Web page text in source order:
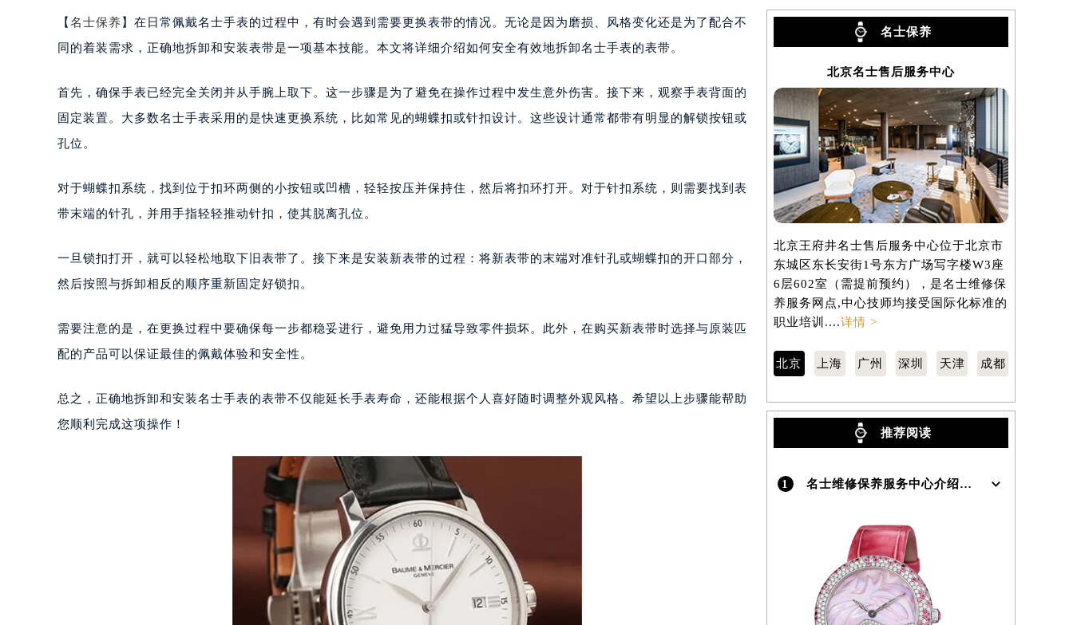
南昌市红谷滩新区红谷中大道998号绿地双子塔（中央广场）A1座办公楼14层07室（需提前预约）
济南市历下区经十路11111号华润中心写字楼（万象城）15层1508室（需提前预约）
广州市越秀区环市东路371-375号世界贸易中心大厦南塔写字楼15层07室（需提前预约）
深圳市罗湖区深南东路5001号华润大厦写字楼17层1701室（需提前预约）
福州市鼓楼区五四路128-1号恒力城写字楼15层03室（需提前预约）
成都市锦江区人民东路6号SAC东原中心写字楼24层2406B室（需提前预约）
长沙市芙蓉区定王台街道建湘路393号世茂环球金融中心写字楼（芙蓉广场）10层13室（需提前预约）
郑州市二七区铭功路10号华润大厦写字楼29层2905室（需提前预约）
沈阳市沈河区中街路137号亨得利名表服务中心（品牌授权店）1层整层（需提前预约）
大连市中山区人民路15号国际金融大厦7层G室（需提前预约）
佛山市禅城区季华五路57号万科金融中心C座12层1205室（需提前预约）
东莞市东城街道鸿福东路1号民盈国贸中心T1写字楼9层907室（需提前预约）
无锡市梁溪区人民中路139号恒隆广场写字楼1座11层1104室（需提前预约）
南通市崇川区工农路57号圆融广场写字楼16层1603室（需提前预约）
苏州市苏州工业园区星港街199号苏州中心办公楼C座22层08室（需提前预约）
武汉市江汉区解放大道686号世界贸易大厦38层09室（需提前预约）
南宁市青秀区金湖路59号地王大厦12楼1224室（需提前预约）
合肥市蜀山区潜山路111号万象城华润大厦B座12楼03室（需提前预约）
【 名士保养 】在日常佩戴名士手表的过程中，有时会遇到需要更换表带的情况。无论是因为磨损、风格变化还是为了配合不
同的着装需求，正确地拆卸和安装表带是一项基本技能。本文将详细介绍如何安全有效地拆卸名士手表的表带。
首先，确保手表已经完全关闭并从手腕上取下。这一步骤是为了避免在操作过程中发生意外伤害。接下来，观察手表背面的
固定装置。大多数名士手表采用的是快速更换系统，比如常见的蝴蝶扣或针扣设计。这些设计通常都带有明显的解锁按钮或
孔位。
对于蝴蝶扣系统，找到位于扣环两侧的小按钮或凹槽，轻轻按压并保持住，然后将扣环打开。对于针扣系统，则需要找到表
带末端的针孔，并用手指轻轻推动针扣，使其脱离孔位。
一旦锁扣打开，就可以轻松地取下旧表带了。接下来是安装新表带的过程：将新表带的末端对准针孔或蝴蝶扣的开口部分，
然后按照与拆卸相反的顺序重新固定好锁扣。
需要注意的是，在更换过程中要确保每一步都稳妥进行，避免用力过猛导致零件损坏。此外，在购买新表带时选择与原装匹
配的产品可以保证最佳的佩戴体验和安全性。
总之，正确地拆卸和安装名士手表的表带不仅能延长手表寿命，还能根据个人喜好随时调整外观风格。希望以上步骤能帮助
您顺利完成这项操作！
名士保养
北京名士售后服务中心
北京王府井名士售后服务中心位于北京市
东城区东长安街1号东方广场写字楼W3座
6层602室（需提前预约），是名士维修保
养服务网点,中心技师均接受国际化标准的
职业培训....详情 >
北京 上海 广州 深圳 天津 成都
推荐阅读
1 名士维修保养服务中心介绍 | BaumeMercier